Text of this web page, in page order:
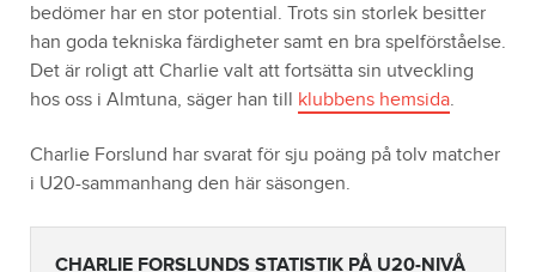
bedömer har en stor potential. Trots sin storlek besitter
han goda tekniska färdigheter samt en bra spelförståelse.
Det är roligt att Charlie valt att fortsätta sin utveckling
hos oss i Almtuna, säger han till klubbens hemsida.
Charlie Forslund har svarat för sju poäng på tolv matcher
i U20-sammanhang den här säsongen.
CHARLIE FORSLUNDS STATISTIK PÅ U20-NIVÅ